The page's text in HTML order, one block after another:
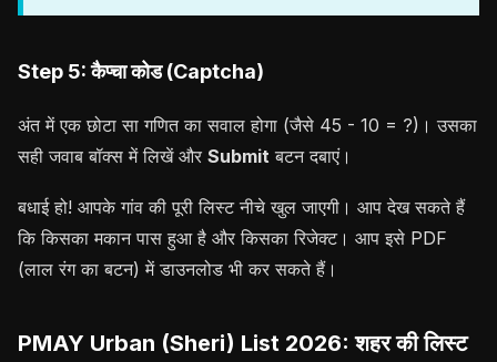
Step 5: कैप्चा कोड (Captcha)
अंत में एक छोटा सा गणित का सवाल होगा (जैसे 45 - 10 = ?)। उसका
सही जवाब बॉक्स में लिखें और Submit बटन दबाएं।
बधाई हो! आपके गांव की पूरी लिस्ट नीचे खुल जाएगी। आप देख सकते हैं
कि किसका मकान पास हुआ है और किसका रिजेक्ट। आप इसे PDF
(लाल रंग का बटन) में डाउनलोड भी कर सकते हैं।
PMAY Urban (Sheri) List 2026: शहर की लिस्ट